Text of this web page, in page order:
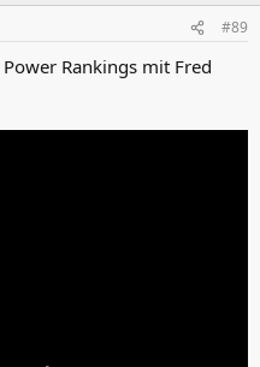
#89
Rankings mit Fred